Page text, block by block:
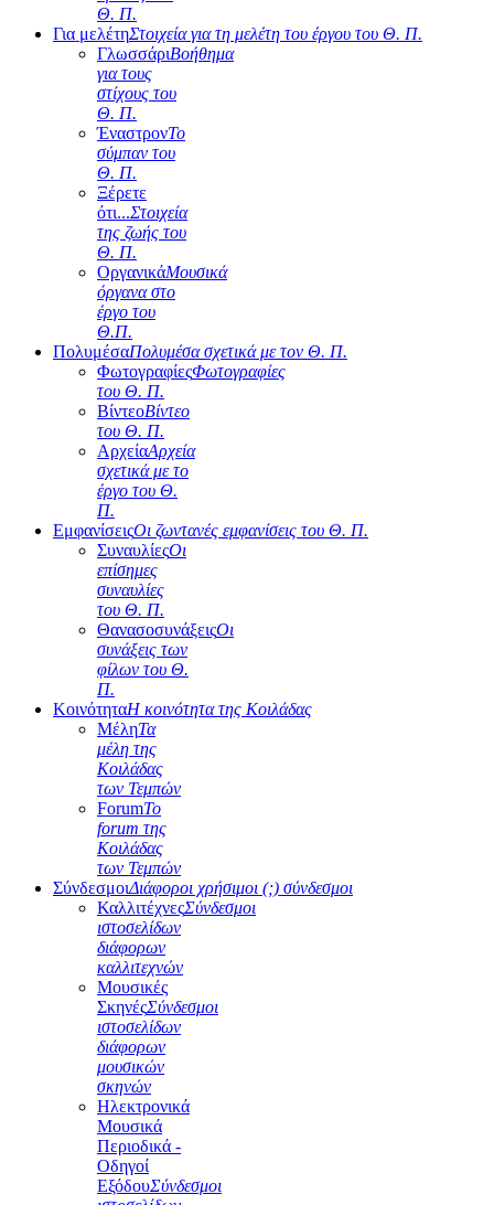
Θ. Π.
Για μελέτηΣτοιχεία για τη μελέτη του έργου του Θ. Π.
ΓλωσσάριΒοήθημα
για τους
στίχους του
Θ. Π.
ΈναστρονΤο
σύμπαν του
Θ. Π.
Ξέρετε
ότι...Στοιχεία
της ζωής του
Θ. Π.
ΟργανικάΜουσικά
όργανα στο
έργο του
Θ.Π.
ΠολυμέσαΠολυμέσα σχετικά με τον Θ. Π.
ΦωτογραφίεςΦωτογραφίες
του Θ. Π.
ΒίντεοΒίντεο
του Θ. Π.
ΑρχείαΑρχεία
σχετικά με το
έργο του Θ.
Π.
ΕμφανίσειςΟι ζωντανές εμφανίσεις του Θ. Π.
ΣυναυλίεςΟι
επίσημες
συναυλίες
του Θ. Π.
ΘανασοσυνάξειςΟι
συνάξεις των
φίλων του Θ.
Π.
ΚοινότηταΗ κοινότητα της Κοιλάδας
ΜέληΤα
μέλη της
Κοιλάδας
των Τεμπών
ForumΤο
forum της
Κοιλάδας
των Τεμπών
ΣύνδεσμοιΔιάφοροι χρήσιμοι (;) σύνδεσμοι
ΚαλλιτέχνεςΣύνδεσμοι
ιστοσελίδων
διάφορων
καλλιτεχνών
Μουσικές
ΣκηνέςΣύνδεσμοι
ιστοσελίδων
διάφορων
μουσικών
σκηνών
Ηλεκτρονικά
Μουσικά
Περιοδικά -
Οδηγοί
ΕξόδουΣύνδεσμοι